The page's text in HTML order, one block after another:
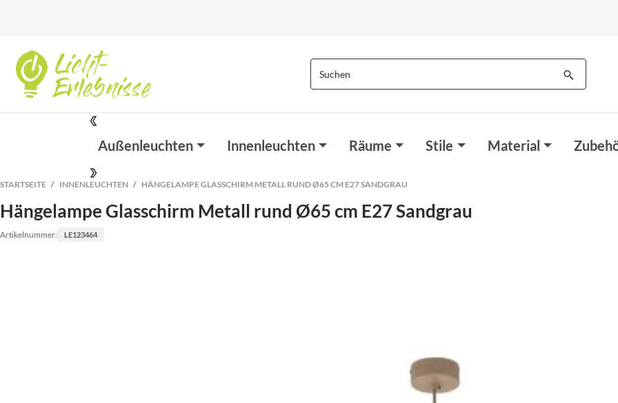
Außenleuchten Innenleuchten Räume Stile Material
STARTSEITE INNENLEUCHTEN HÄNGELAMPE GLASSCHIRM METALL RUND Ø65 CM E27 SANDGRAU
Hängelampe Glasschirm Metall rund Ø65 cm E27 Sandgrau
Artikelnummer: LE123464